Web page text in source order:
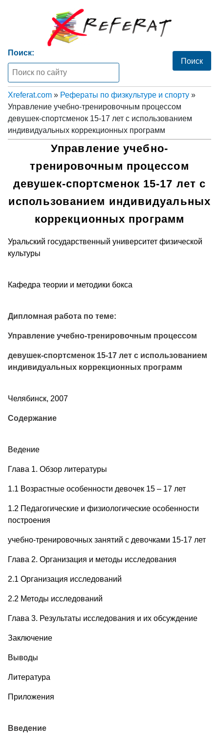
Поиск:
Xreferat.com » Рефераты по физкультуре и спорту »
Управление учебно-тренировочным процессом
девушек-спортсменок 15-17 лет с использованием
индивидуальных коррекционных программ
Управление учебно-
тренировочным процессом
девушек-спортсменок 15-17 лет с
использованием индивидуальных
коррекционных программ
Уральский государственный университет физической
культуры
Кафедра теории и методики бокса
Дипломная работа по теме:
Управление учебно-тренировочным процессом
девушек-спортсменок 15-17 лет с использованием
индивидуальных коррекционных программ
Челябинск, 2007
Содержание
Ведение
Глава 1. Обзор литературы
1.1 Возрастные особенности девочек 15 – 17 лет
1.2 Педагогические и физиологические особенности
построения
учебно-тренировочных занятий с девочками 15-17 лет
Глава 2. Организация и методы исследования
2.1 Организация исследований
2.2 Методы исследований
Глава 3. Результаты исследования и их обсуждение
Заключение
Выводы
Литература
Приложения
Введение